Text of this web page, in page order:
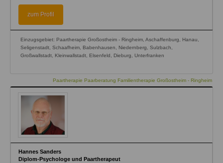
zum Profil
Einzugsgebiet: Paartherapie Großostheim - Ringheim, Aschaffenburg, Hanau,
Seligenstadt, Schaafheim, Babenhausen, Niedernberg, Sulzbach,
Großwallstadt, Kleinwallstadt, Elsenfeld, Dieburg, Unterfranken
Paartherapie Paarberatung Familientherapie Großostheim - Ringheim
Hannes Sanders
Diplom-Psychologe und Paartherapeut